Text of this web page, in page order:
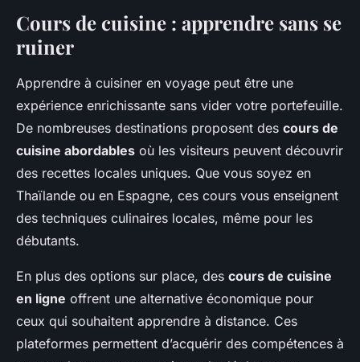
Cours de cuisine : apprendre sans se
ruiner
Apprendre à cuisiner en voyage peut être une
expérience enrichissante sans vider votre portefeuille.
De nombreuses destinations proposent des cours de
cuisine abordables où les visiteurs peuvent découvrir
des recettes locales uniques. Que vous soyez en
Thaïlande ou en Espagne, ces cours vous enseignent
des techniques culinaires locales, même pour les
débutants.
En plus des options sur place, des cours de cuisine
en ligne offrent une alternative économique pour
ceux qui souhaitent apprendre à distance. Ces
plateformes permettent d’acquérir des compétences à